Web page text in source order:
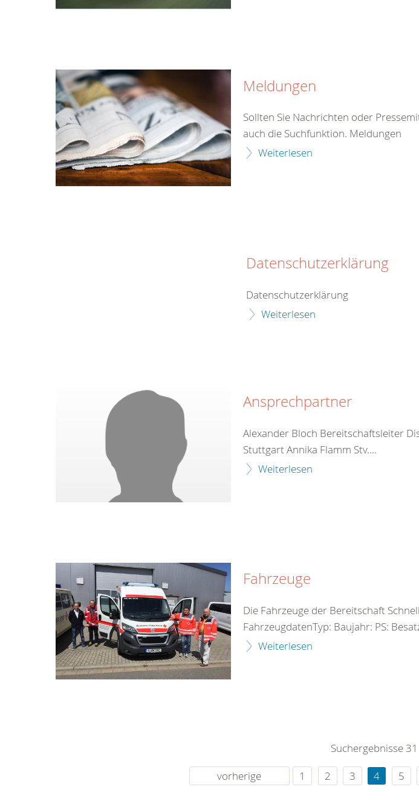
Meldungen
Sollten Sie Nachrichten oder
auch die Suchfunktion. Meldungen
Weiterlesen
Datenschutzerklärung
Datenschutzerklärung
Weiterlesen
Ansprechpartner
Alexander Bloch Bereitschaftsleiter
Stuttgart Annika Flamm Stv....
Weiterlesen
Fahrzeuge
Die Fahrzeuge der Bereitschaft
FahrzeugdatenTyp: Baujahr: PS:
Weiterlesen
Suchergebnisse
vorherige
1 2 3 4 5